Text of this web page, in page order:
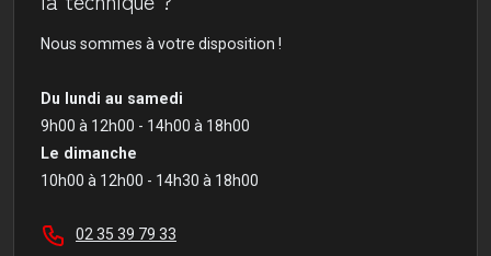
Nous sommes à votre disposition !
Du lundi au samedi
9h00 à 12h00 - 14h00 à 18h00
Le dimanche
10h00 à 12h00 - 14h30 à 18h00
02 35 39 79 33